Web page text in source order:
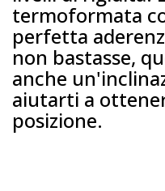
termoformata
perfetta
non bastasse,
anche
aiutarti a
posizione.